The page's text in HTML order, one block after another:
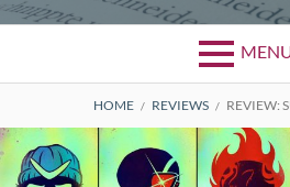
BREADCRUMBS
HOME REVIEWS REVIEW: